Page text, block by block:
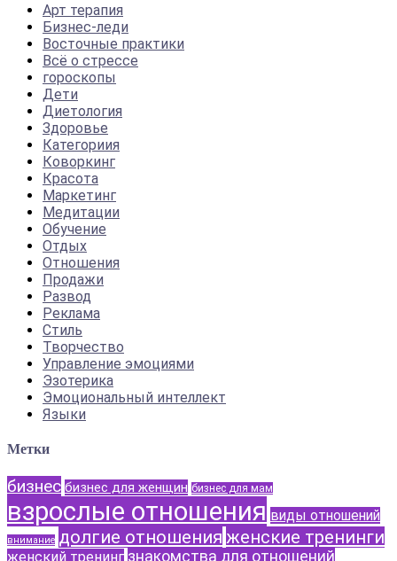
Арт терапия
Бизнес-леди
Восточные практики
Всё о стрессе
гороскопы
Дети
Диетология
Здоровье
Категориия
Коворкинг
Красота
Маркетинг
Медитации
Обучение
Отдых
Отношения
Продажи
Развод
Реклама
Стиль
Творчество
Управление эмоциями
Эзотерика
Эмоциональный интеллект
Языки
Метки
бизнес бизнес для женщин бизнес для мам
взрослые отношения виды отношений
внимание долгие отношения женские тренинги
женский тренинг знакомства для отношений